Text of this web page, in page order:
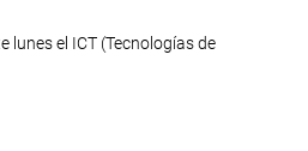
lunes el ICT (Tecnologías de